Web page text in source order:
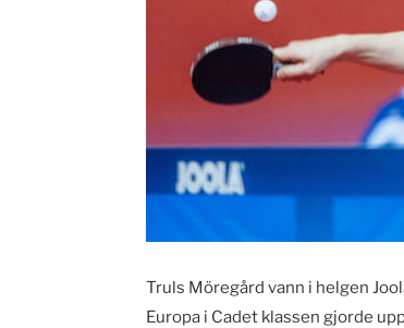
Truls Möregård vann i helgen
Europa i Cadet klassen gjorde